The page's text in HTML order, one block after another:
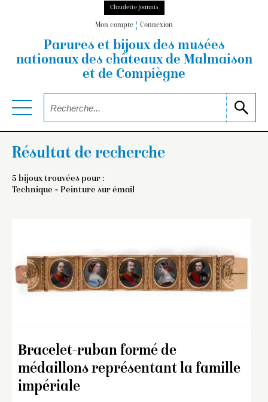
Claudette Joannis
Mon compte Connexion
Parures et bijoux des musées
nationauxdes châteaux de Malmaison
et de Compiègne
Résultat de recherche
5 bijoux trouvées pour :
Technique = Peinture sur émail
Bracelet-ruban formé de
médaillons représentant la famille
impériale